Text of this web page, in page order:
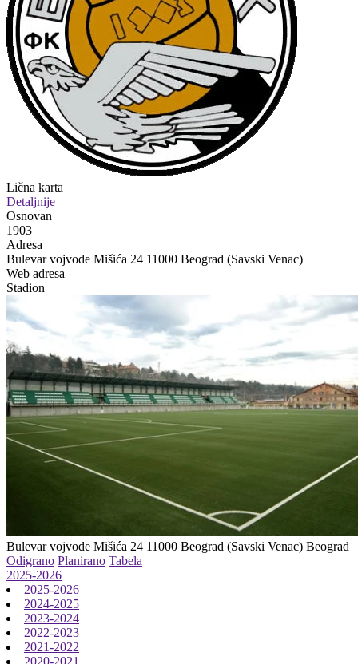
Lična karta
Detaljnije
Osnovan
1903
Adresa
Bulevar vojvode Mišića 24 11000 Beograd (Savski Venac)
Web adresa
Stadion
Bulevar vojvode Mišića 24 11000 Beograd (Savski Venac) Beograd
Odigrano Planirano Tabela
2025-2026
2025-2026
2024-2025
2023-2024
2022-2023
2021-2022
2020-2021